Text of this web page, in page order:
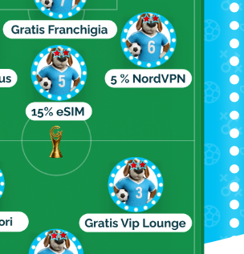
e isolotti (alcuni dei quali